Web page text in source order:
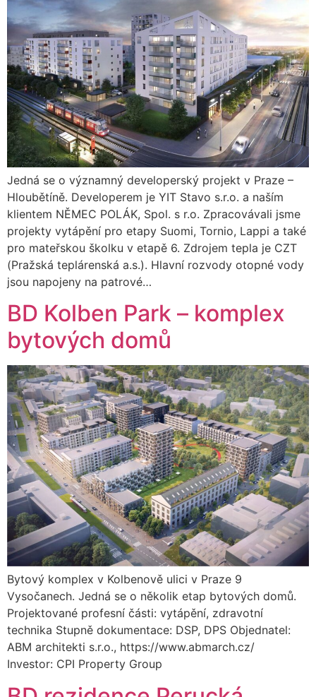
Jedná se o významný developerský projekt v Praze –
Hloubětíně. Developerem je YIT Stavo s.r.o. a naším
klientem NĚMEC POLÁK, Spol. s r.o. Zpracovávali jsme
projekty vytápění pro etapy Suomi, Tornio, Lappi a také
pro mateřskou školku v etapě 6. Zdrojem tepla je CZT
(Pražská teplárenská a.s.). Hlavní rozvody otopné vody
jsou napojeny na patrové…
BD Kolben Park – komplex
bytových domů
Bytový komplex v Kolbenově ulici v Praze 9
Vysočanech. Jedná se o několik etap bytových domů.
Projektované profesní části: vytápění, zdravotní
technika Stupně dokumentace: DSP, DPS Objednatel:
ABM architekti s.r.o., https://www.abmarch.cz/
Investor: CPI Property Group